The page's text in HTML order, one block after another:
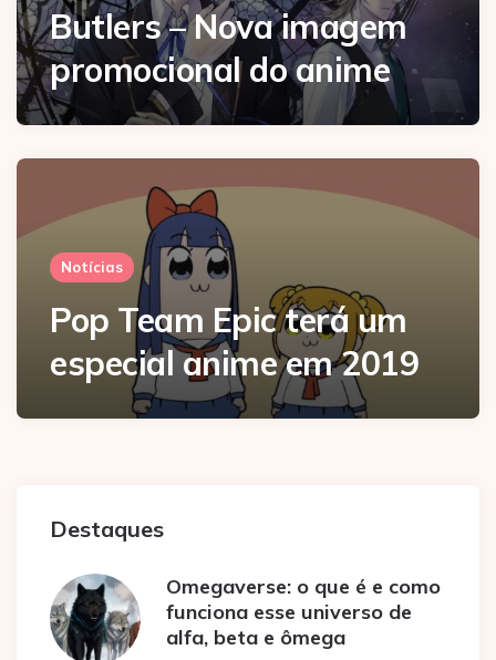
Butlers – Nova imagem
promocional do anime
Notícias
Pop Team Epic terá um
especial anime em 2019
Destaques
Omegaverse: o que é e como
funciona esse universo de
alfa, beta e ômega